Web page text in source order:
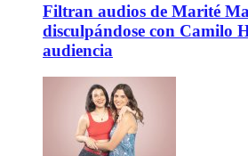
Filtran audios de Marité
disculpándose con Camilo
audiencia